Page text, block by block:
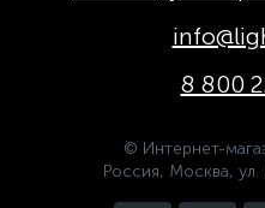
8 800
© Интернет-
Россия, Москва,